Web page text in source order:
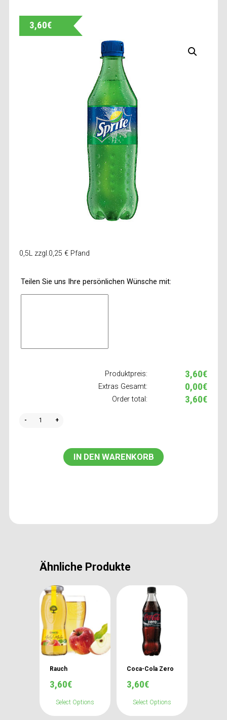
3,60€
0,5L zzgl.0,25 € Pfand
Teilen Sie uns Ihre persönlichen Wünsche mit:
Produktpreis: 3,60€
Extras Gesamt: 0,00€
Order total: 3,60€
Quantity
IN DEN WARENKORB
Ähnliche Produkte
Rauch
3,60€
Select Options
Coca-Cola Zero
3,60€
Select Options